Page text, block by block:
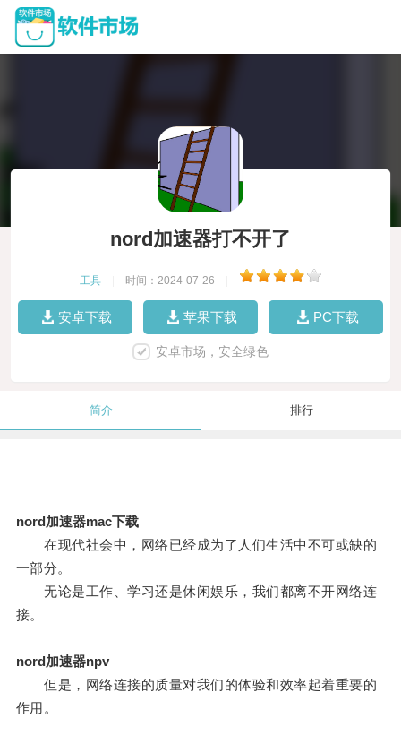
nord加速器打不开了
工具 时间：2024-07-26
安卓下载 苹果下载 PC下载
安卓市场，安全绿色
简介 排行
nord加速器mac下载
在现代社会中，网络已经成为了人们生活中不可或缺的
一部分。
无论是工作、学习还是休闲娱乐，我们都离不开网络连
接。
nord加速器npv
但是，网络连接的质量对我们的体验和效率起着重要的
作用。